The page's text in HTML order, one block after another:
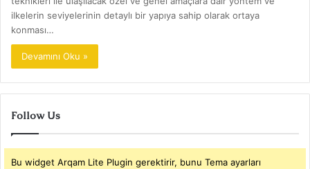
ilkelerin seviyelerinin detaylı bir yapıya sahip olarak ortaya
konması…
Devamını Oku »
Follow Us
Bu widget Arqam Lite Plugin gerektirir, bunu Tema ayarları